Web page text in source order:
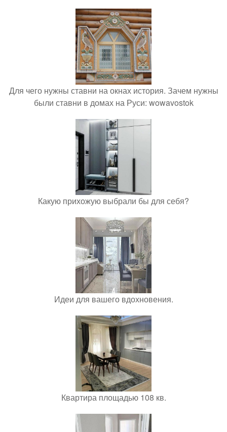
Для чего нужны ставни на окнах история. Зачем нужны
были ставни в домах на Руси: wowavostok
Какую прихожую выбрали бы для себя?
Идеи для вашего вдохновения.
Квартира площадью 108 кв.